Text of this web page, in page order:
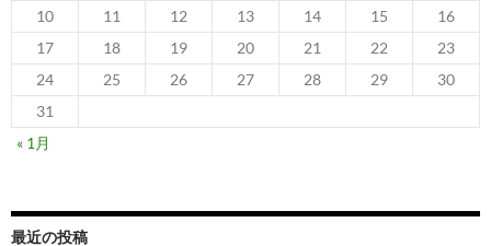
10
11 12 13 14 15
16
17
18 19 20 21 22
23
24
25 26 27 28 29
30
31
« 1月
最近の投稿